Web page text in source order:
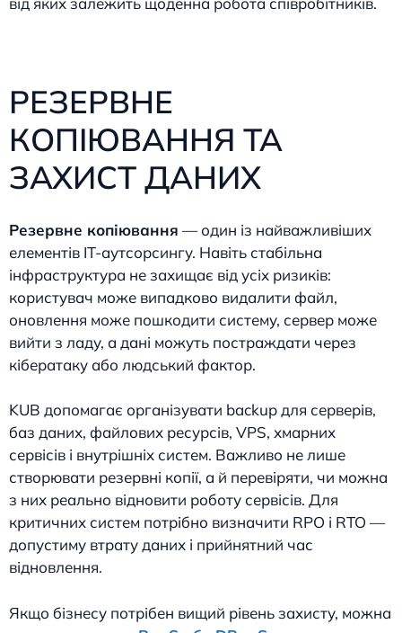
РЕЗЕРВНЕ
КОПІЮВАННЯ ТА
ЗАХИСТ ДАНИХ
Резервне копіювання — один із найважливіших
елементів IT-аутсорсингу. Навіть стабільна
інфраструктура не захищає від усіх ризиків:
користувач може випадково видалити файл,
оновлення може пошкодити систему, сервер може
вийти з ладу, а дані можуть постраждати через
кібератаку або людський фактор.
KUB допомагає організувати backup для серверів,
баз даних, файлових ресурсів, VPS, хмарних
сервісів і внутрішніх систем. Важливо не лише
створювати резервні копії, а й перевіряти, чи можна
з них реально відновити роботу сервісів. Для
критичних систем потрібно визначити RPO і RTO —
допустиму втрату даних і прийнятний час
відновлення.
Якщо бізнесу потрібен вищий рівень захисту, можна